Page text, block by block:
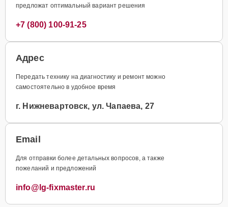
предложат оптимальный вариант решения
+7 (800) 100-91-25
Адрес
Передать технику на диагностику и ремонт можно
самостоятельно в удобное время
г. Нижневартовск, ул. Чапаева, 27
Email
Для отправки более детальных вопросов, а также
пожеланий и предложений
info@lg-fixmaster.ru